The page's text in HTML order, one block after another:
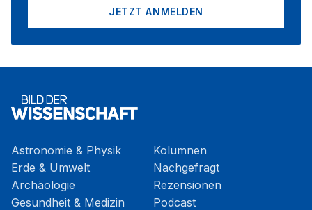
JETZT ANMELDEN
Astronomie & Physik
Erde & Umwelt
Archäologie
Gesundheit & Medizin
Kolumnen
Nachgefragt
Rezensionen
Podcast